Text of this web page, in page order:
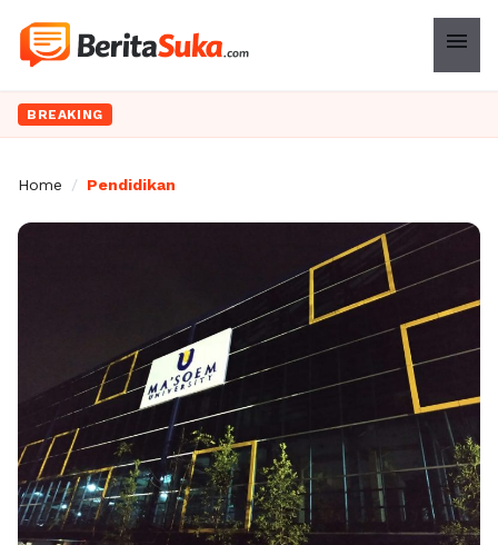
menu
BREAKING
Home / Pendidikan